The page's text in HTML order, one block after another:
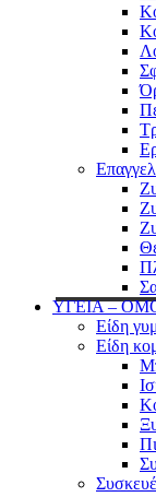
ΥΓΕΙΑ –
Είδη
Είδη